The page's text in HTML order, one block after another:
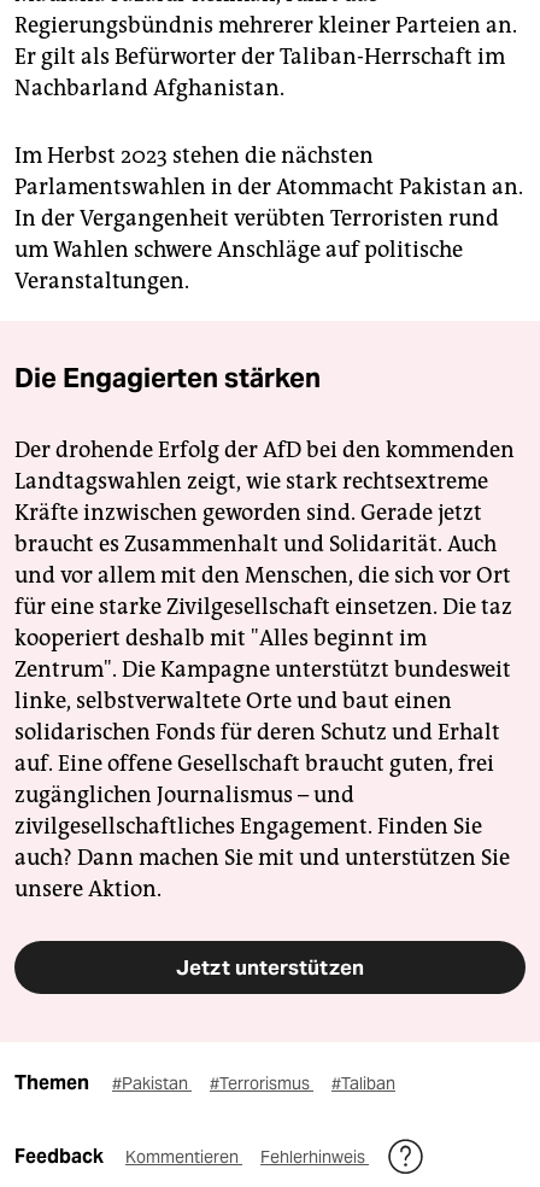
Regierungsbündnis mehrerer kleiner Parteien an.
Er gilt als Befürworter der Taliban-Herrschaft im
Nachbarland Afghanistan.
Im Herbst 2023 stehen die nächsten
Parlamentswahlen in der Atommacht Pakistan an.
In der Vergangenheit verübten Terroristen rund
um Wahlen schwere Anschläge auf politische
Veranstaltungen.
Die Engagierten stärken
Der drohende Erfolg der AfD bei den kommenden
Landtagswahlen zeigt, wie stark rechtsextreme
Kräfte inzwischen geworden sind. Gerade jetzt
braucht es Zusammenhalt und Solidarität. Auch
und vor allem mit den Menschen, die sich vor Ort
für eine starke Zivilgesellschaft einsetzen. Die taz
kooperiert deshalb mit "Alles beginnt im
Zentrum". Die Kampagne unterstützt bundesweit
linke, selbstverwaltete Orte und baut einen
solidarischen Fonds für deren Schutz und Erhalt
auf. Eine offene Gesellschaft braucht guten, frei
zugänglichen Journalismus – und
zivilgesellschaftliches Engagement. Finden Sie
auch? Dann machen Sie mit und unterstützen Sie
unsere Aktion.
Jetzt unterstützen
Themen #Pakistan #Terrorismus #Taliban
Feedback Kommentieren Fehlerhinweis